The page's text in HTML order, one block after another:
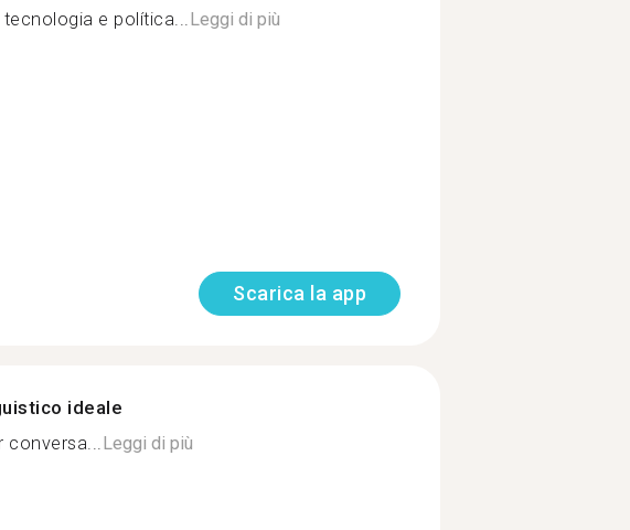
tecnologia e política...Leggi di più
Scarica la app
ideale
conversa...Leggi di più